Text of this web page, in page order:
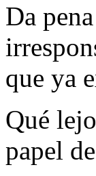
Da
que ya
Qué
papel